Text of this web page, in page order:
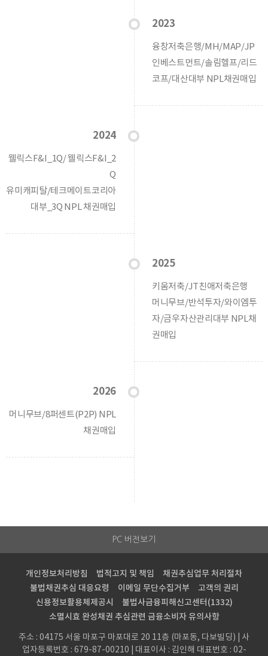
2023
융창저축은행/MH/MAP/JP
인베스트먼트/솔림헬프/리드
코프/대산대부 NPL채권매입
2024
웰릭스F&I_1Q/ 웰릭스F&I_2
Q
유미캐피탈/테크메이트코리아
대부_3Q NPL 채권매입
2025
키움저축/JT친애저축은행
머니무브/반석투자/와이엠투
자/금우자산관리대부 NPL채
권매입
2026
머니무브/8퍼센트(P2P) NPL
채권매입
PC 버전보기
개인정보처리방침 법적고지 및 책임
채권추심업무 처리절차
불법채권추심 대응요령
이메일 무단수집거부
고객의 권리
신용정보활용체제공시
불법사금융피해신고센터(1332)
소멸시효 완성채권 추심관련 금융소비자 유의사항
주소 : 04175 서울 마포구 마포대로 20 11층 (마포동, 다보빌딩) | 사
업자등록번호 : 679-87-00210 | 대표이사 : 김인해 대표번호 : 02-